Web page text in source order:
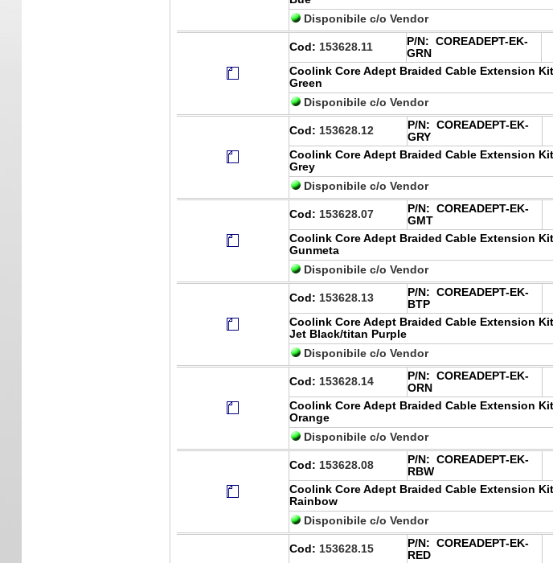
Disponibile c/o Vendor
Cod: 153628.11 P/N: COREADEPT-EK-
GRN
Coolink Core Adept Braided Cable Extension Kit
Green
Disponibile c/o Vendor
Cod: 153628.12 P/N: COREADEPT-EK-
GRY
Coolink Core Adept Braided Cable Extension Kit
Grey
Disponibile c/o Vendor
Cod: 153628.07 P/N: COREADEPT-EK-
GMT
Coolink Core Adept Braided Cable Extension Kit
Gunmeta
Disponibile c/o Vendor
Cod: 153628.13 P/N: COREADEPT-EK-
BTP
Coolink Core Adept Braided Cable Extension Kit
Jet Black/titan Purple
Disponibile c/o Vendor
Cod: 153628.14 P/N: COREADEPT-EK-
ORN
Coolink Core Adept Braided Cable Extension Kit
Orange
Disponibile c/o Vendor
Cod: 153628.08 P/N: COREADEPT-EK-
RBW
Coolink Core Adept Braided Cable Extension Kit
Rainbow
Disponibile c/o Vendor
Cod: 153628.15 P/N: COREADEPT-EK-
RED